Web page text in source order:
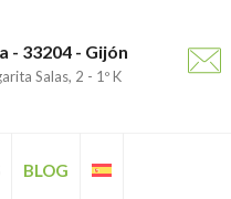
- 33204 - Gijón
Salas, 2 - 1º K
BLOG